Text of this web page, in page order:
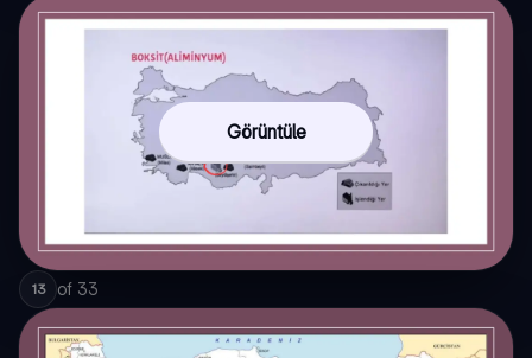
Görüntüle
13 of 33